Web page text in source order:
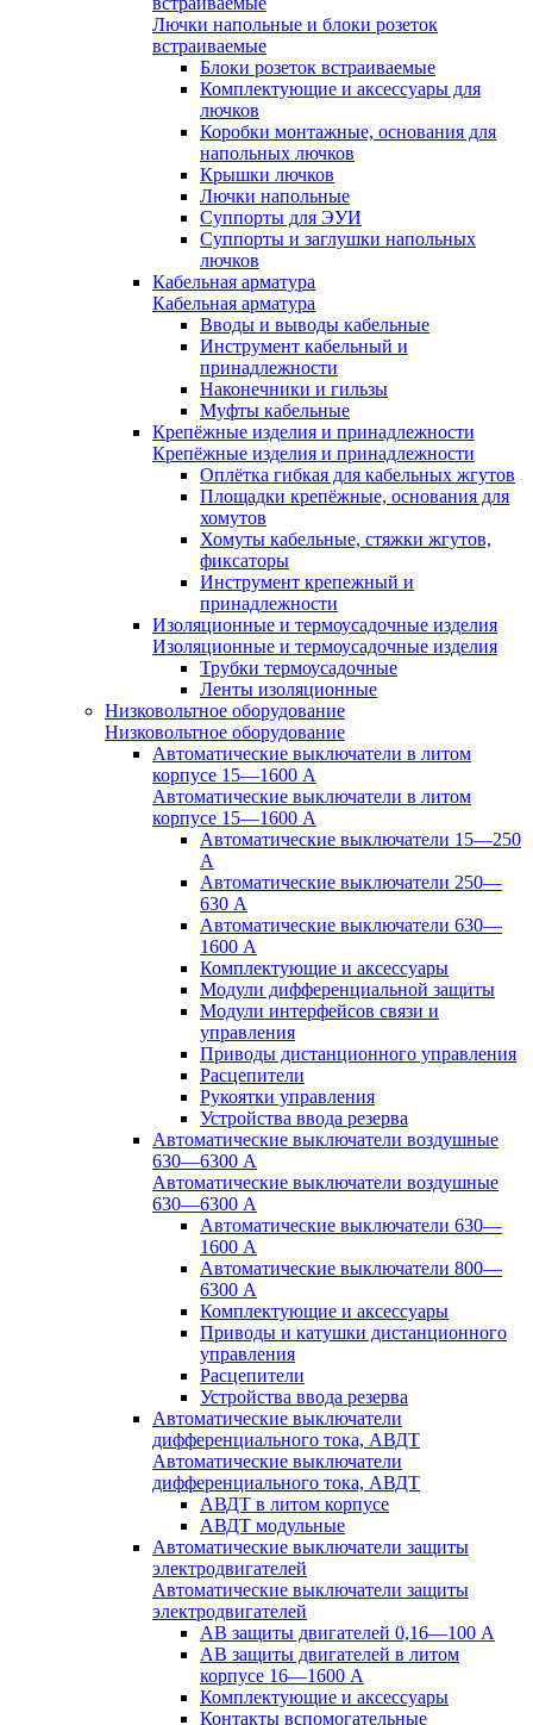
Лючки напольные и блоки розеток
встраиваемые
Блоки розеток встраиваемые
Комплектующие и аксессуары для
лючков
Коробки монтажные, основания для
напольных лючков
Крышки лючков
Лючки напольные
Суппорты для ЭУИ
Суппорты и заглушки напольных
лючков
Кабельная арматура
Кабельная арматура
Вводы и выводы кабельные
Инструмент кабельный и
принадлежности
Наконечники и гильзы
Муфты кабельные
Крепёжные изделия и принадлежности
Крепёжные изделия и принадлежности
Оплётка гибкая для кабельных жгутов
Площадки крепёжные, основания для
хомутов
Хомуты кабельные, стяжки жгутов,
фиксаторы
Инструмент крепежный и
принадлежности
Изоляционные и термоусадочные изделия
Изоляционные и термоусадочные изделия
Трубки термоусадочные
Ленты изоляционные
Низковольтное оборудование
Низковольтное оборудование
Автоматические выключатели в литом
корпусе 15—1600 А
Автоматические выключатели в литом
корпусе 15—1600 А
Автоматические выключатели 15—250
А
Автоматические выключатели 250—
630 А
Автоматические выключатели 630—
1600 А
Комплектующие и аксессуары
Модули дифференциальной защиты
Модули интерфейсов связи и
управления
Приводы дистанционного управления
Расцепители
Рукоятки управления
Устройства ввода резерва
Автоматические выключатели воздушные
630—6300 А
Автоматические выключатели воздушные
630—6300 А
Автоматические выключатели 630—
1600 А
Автоматические выключатели 800—
6300 А
Комплектующие и аксессуары
Приводы и катушки дистанционного
управления
Расцепители
Устройства ввода резерва
Автоматические выключатели
дифференциального тока, АВДТ
Автоматические выключатели
дифференциального тока, АВДТ
АВДТ в литом корпусе
АВДТ модульные
Автоматические выключатели защиты
электродвигателей
Автоматические выключатели защиты
электродвигателей
АВ защиты двигателей 0,16—100 А
АВ защиты двигателей в литом
корпусе 16—1600 А
Комплектующие и аксессуары
Контакты вспомогательные